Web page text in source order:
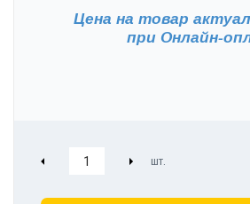
Цена на товар
при Онлайн-